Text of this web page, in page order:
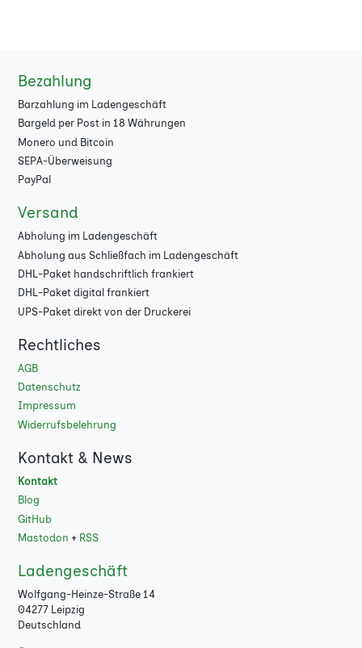
84
100
104
108
144
Bezahlung
Barzahlung im Ladengeschäft
Bargeld per Post in 18 Währungen
Monero und Bitcoin
SEPA-Überweisung
PayPal
Versand
Abholung im Ladengeschäft
Abholung aus Schließfach im Ladengeschäft
DHL-Paket handschriftlich frankiert
DHL-Paket digital frankiert
UPS-Paket direkt von der Druckerei
Rechtliches
AGB
Datenschutz
Impressum
Widerrufsbelehrung
Kontakt & News
Kontakt
Blog
GitHub
Mastodon + RSS
Ladengeschäft
Wolfgang-Heinze-Straße 14
04277 Leipzig
Deutschland